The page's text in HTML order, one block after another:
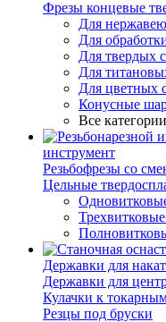
Фрезы концевые
Для
Для
Для твердых
Для
Для цветных
Конусные
Все
инструмент
Резьбофрезы со
Цельные
Державки для
Державки для
Кулачки к
Резцы под бруски